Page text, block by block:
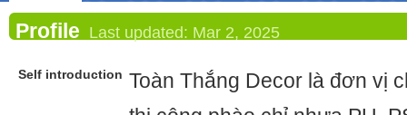
Profile Last updated: Mar 2, 2025
Self introduction Toàn Thắng Decor là đơn vị